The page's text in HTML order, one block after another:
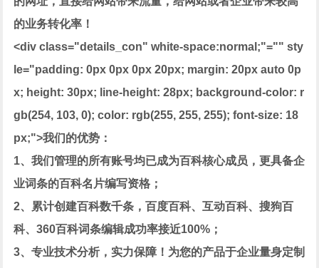
的业务转化率！
<div class="details_con" white-space:normal;"="" sty
le="padding: 0px 0px 0px 20px; margin: 20px auto 0p
x; height: 30px; line-height: 28px; background-color: r
gb(254, 103, 0); color: rgb(255, 255, 255); font-size: 18
px;">我们的优势：
1、我们管理的所有账号均已成为百科核心成员，更具备企
业词条的百科名片编写资格；
2、累计创建百科数千条，百度百科、互动百科、搜狗百
科、360百科词条编辑成功率接近100%；
3、专业技术分析，实力保障！为您的产品于企业量身定制